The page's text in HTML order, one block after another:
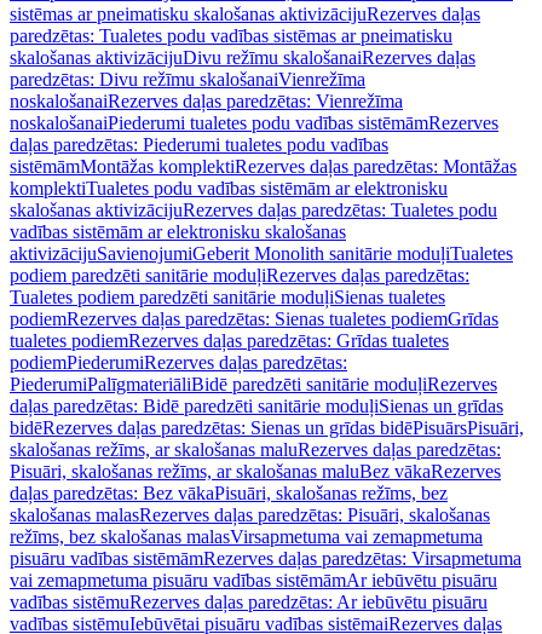
sistēmas ar pneimatisku skalošanas aktivizācijuRezerves daļas
paredzētas: Tualetes podu vadības sistēmas ar pneimatisku
skalošanas aktivizācijuDivu režīmu skalošanaiRezerves daļas
paredzētas: Divu režīmu skalošanaiVienrežīma
noskalošanaiRezerves daļas paredzētas: Vienrežīma
noskalošanaiPiederumi tualetes podu vadības sistēmāmRezerves
daļas paredzētas: Piederumi tualetes podu vadības
sistēmāmMontāžas komplektiRezerves daļas paredzētas: Montāžas
komplektiTualetes podu vadības sistēmām ar elektronisku
skalošanas aktivizācijuRezerves daļas paredzētas: Tualetes podu
vadības sistēmām ar elektronisku skalošanas
aktivizācijuSavienojumiGeberit Monolith sanitārie moduļiTualetes
podiem paredzēti sanitārie moduļiRezerves daļas paredzētas:
Tualetes podiem paredzēti sanitārie moduļiSienas tualetes
podiemRezerves daļas paredzētas: Sienas tualetes podiemGrīdas
tualetes podiemRezerves daļas paredzētas: Grīdas tualetes
podiemPiederumiRezerves daļas paredzētas:
PiederumiPalīgmateriāliBidē paredzēti sanitārie moduļiRezerves
daļas paredzētas: Bidē paredzēti sanitārie moduļiSienas un grīdas
bidēRezerves daļas paredzētas: Sienas un grīdas bidēPisuārsPisuāri,
skalošanas režīms, ar skalošanas maluRezerves daļas paredzētas:
Pisuāri, skalošanas režīms, ar skalošanas maluBez vākaRezerves
daļas paredzētas: Bez vākaPisuāri, skalošanas režīms, bez
skalošanas malasRezerves daļas paredzētas: Pisuāri, skalošanas
režīms, bez skalošanas malasVirsapmetuma vai zemapmetuma
pisuāru vadības sistēmāmRezerves daļas paredzētas: Virsapmetuma
vai zemapmetuma pisuāru vadības sistēmāmAr iebūvētu pisuāru
vadības sistēmuRezerves daļas paredzētas: Ar iebūvētu pisuāru
vadības sistēmuIebūvētai pisuāru vadības sistēmaiRezerves daļas